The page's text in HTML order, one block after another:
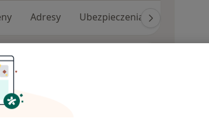
Adresy Ubezpieczenia
kontaktu w relacjach ze
w Szkole Gestalt zgodne z
Therapy). Jestem również
Gestalt). Swoją pracę